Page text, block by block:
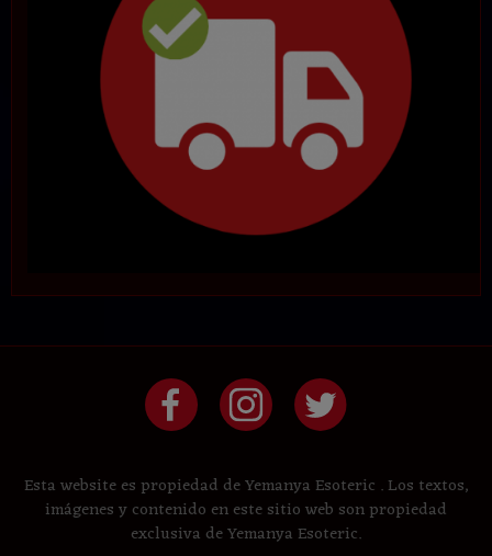
Esta website es propiedad de Yemanya Esoteric . Los textos,
imágenes y contenido en este sitio web son propiedad
exclusiva de Yemanya Esoteric.